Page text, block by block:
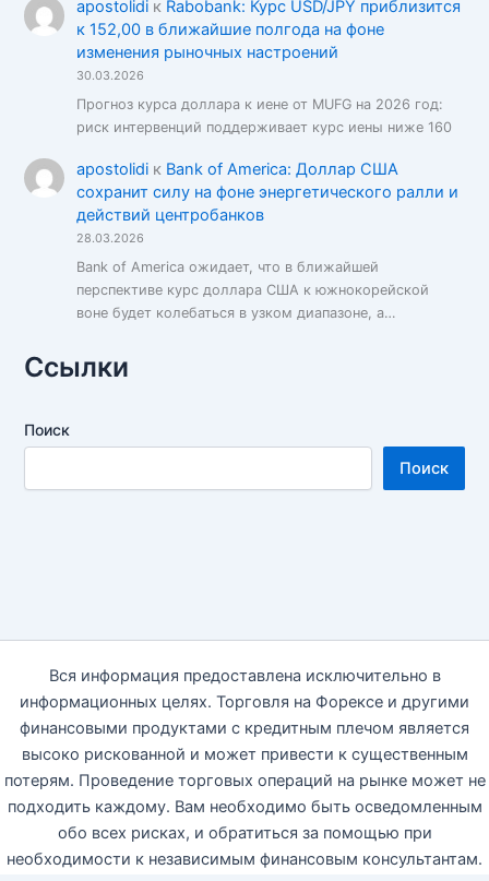
apostolidiк Rabobank: Курс USD/JPY приблизится
к 152,00 в ближайшие полгода на фоне
изменения рыночных настроений
30.03.2026
Прогноз курса доллара к иене от MUFG на 2026 год:
риск интервенций поддерживает курс иены ниже 160
apostolidiк Bank of America: Доллар США
сохранит силу на фоне энергетического ралли и
действий центробанков
28.03.2026
Bank of America ожидает, что в ближайшей
перспективе курс доллара США к южнокорейской
воне будет колебаться в узком диапазоне, а…
Ссылки
Поиск
Поиск
Вся информация предоставлена исключительно в
информационных целях. Торговля на Форексе и другими
финансовыми продуктами с кредитным плечом является
высоко рискованной и может привести к существенным
потерям. Проведение торговых операций на рынке может не
подходить каждому. Вам необходимо быть осведомленным
обо всех рисках, и обратиться за помощью при
необходимости к независимым финансовым консультантам.